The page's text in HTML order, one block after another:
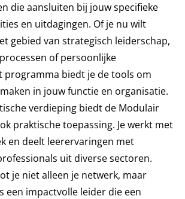
die aansluiten bij jouw specifieke
en uitdagingen. Of je nu wilt
gebied van strategisch leiderschap,
of persoonlijke
programma biedt je de tools om
in jouw functie en organisatie.
verdieping biedt de Modulair
praktische toepassing. Je werkt met
en deelt leerervaringen met
uit diverse sectoren.
je niet alleen je netwerk, maar
een impactvolle leider die een